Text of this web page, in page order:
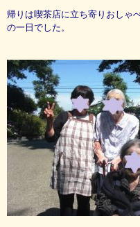
帰りは喫茶店に立ち寄りおしゃ
の一日でした。